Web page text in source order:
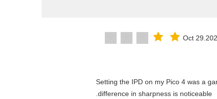
Oct
"Setting the IPD on my Pico 4 was a
difference in sharpness is noticeable.